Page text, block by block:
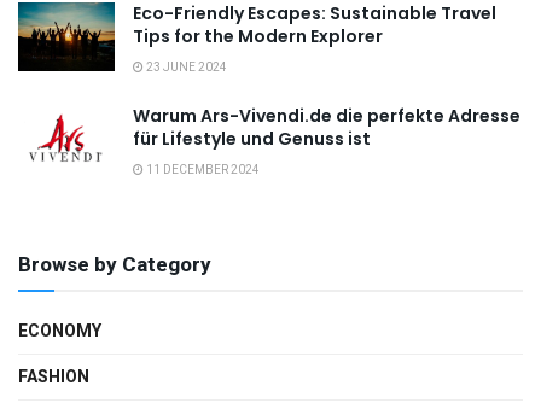
Eco-Friendly Escapes: Sustainable Travel
Tips for the Modern Explorer
23 JUNE 2024
Warum Ars-Vivendi.de die perfekte Adresse
für Lifestyle und Genuss ist
11 DECEMBER 2024
Browse by Category
ECONOMY
FASHION